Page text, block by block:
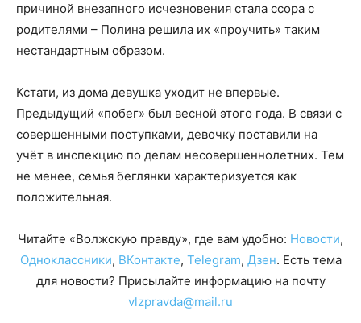
причиной внезапного исчезновения стала ссора с
родителями – Полина решила их «проучить» таким
нестандартным образом.
Кстати, из дома девушка уходит не впервые.
Предыдущий «побег» был весной этого года. В связи с
совершенными поступками, девочку поставили на
учёт в инспекцию по делам несовершеннолетних. Тем
не менее, семья беглянки характеризуется как
положительная.
Читайте «Волжскую правду», где вам удобно: Новости,
Одноклассники, ВКонтакте, Telegram, Дзен. Есть тема
для новости? Присылайте информацию на почту
vlzpravda@mail.ru